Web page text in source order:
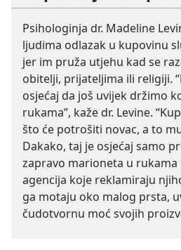
Psihologinja dr. Madeline
ljudima odlazak u kupovinu
jer im pruža utjehu kad se
obitelji, prijateljima ili religiji.
osjećaj da još uvijek držimo
rukama”, kaže dr. Levine.
što će potrošiti novac, a to
Dakako, taj je osjećaj samo
zapravo marioneta u rukama
agencija koje reklamiraju
ga motaju oko malog prsta,
čudotvornu moć svojih